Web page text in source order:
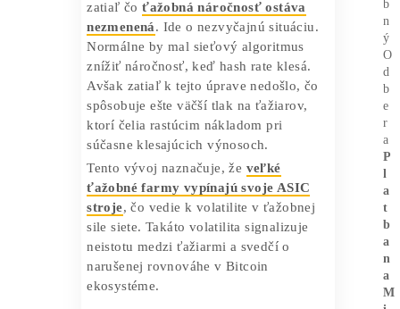
Tento pokles súvisí snízkou on-chain
aktivitou , ktorá znižuje príjmy ťažiarov.
Keď používatelia realizujú menej
transakcií, ťažiari získavajú menej
poplatkov, ktoré tvoria významnú časť
ich príjmov.
Ďalším faktorom jepokles hash rate
zatiaľ čoťažobná náročnosť ostáva
nezmenená. Ide o nezvyčajnú situáciu.
Normálne by mal sieťový algoritmus
znížiť náročnosť, keď hash rate klesá.
Avšak zatiaľ k tejto úprave nedošlo, čo